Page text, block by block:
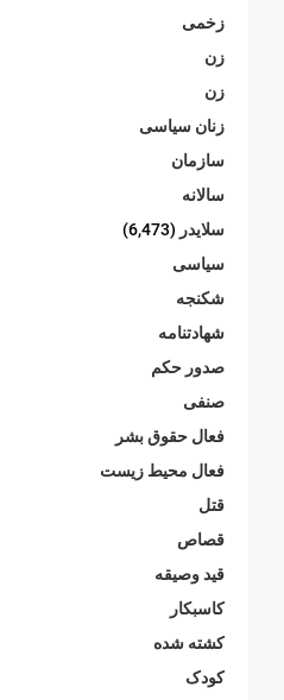
زخمی
زن
زن
زنان سیاسی
سازمان
سالانە
سلایدر (6,473)
سیاسی
شکنجە
شهادتنامە
صدور حکم
صنفی
فعال حقوق بشر
فعال محیط زیست
قتل
قصاص
قید وصیقه
کاسبکار
کشته شده
کودک